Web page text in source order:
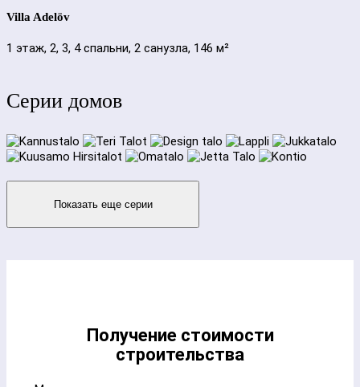
Villa Adelöv
1 этаж, 2, 3, 4 спальни, 2 санузла, 146 м²
Серии домов
Показать еще серии
Получение стоимости
строительства